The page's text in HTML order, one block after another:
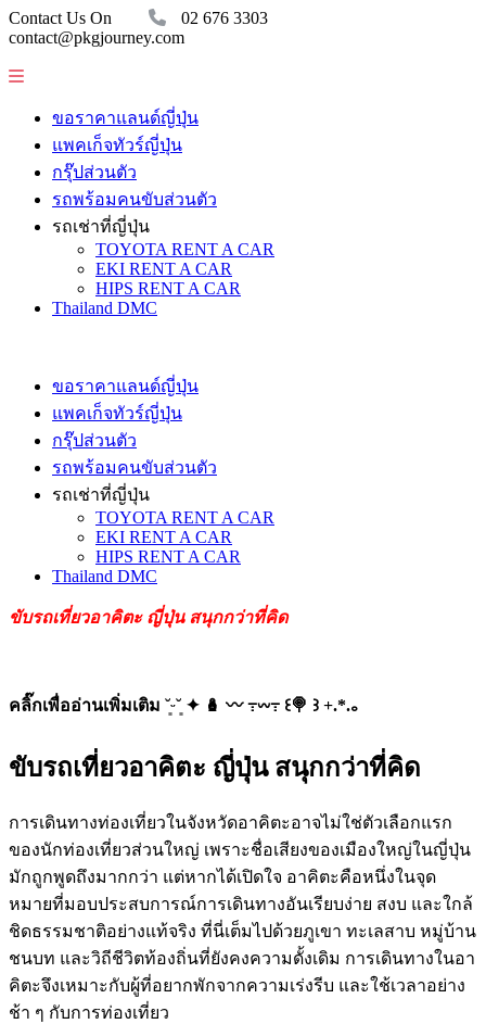
Contact Us On
02 676 3303
contact@pkgjourney.com
ขอราคาแลนด์ญี่ปุ่น
แพคเก็จทัวร์ญี่ปุ่น
กรุ๊ปส่วนตัว
รถพร้อมคนขับส่วนตัว
รถเช่าที่ญี่ปุ่น
TOYOTA RENT A CAR
EKI RENT A CAR
HIPS RENT A CAR
Thailand DMC
ขอราคาแลนด์ญี่ปุ่น
แพคเก็จทัวร์ญี่ปุ่น
กรุ๊ปส่วนตัว
รถพร้อมคนขับส่วนตัว
รถเช่าที่ญี่ปุ่น
TOYOTA RENT A CAR
EKI RENT A CAR
HIPS RENT A CAR
Thailand DMC
ขับรถเที่ยวอาคิตะ ญี่ปุ่น สนุกกว่าที่คิด
คลิ๊กเพื่ออ่านเพิ่มเติม ˘͈ᵕ˘͈ ✦ 🪆 〰️ ߹𖥦߹ ꒰🍭 ꒱ +.*.｡
ขับรถเที่ยวอาคิตะ ญี่ปุ่น สนุกกว่าที่คิด
การเดินทางท่องเที่ยวในจังหวัดอาคิตะอาจไม่ใช่ตัวเลือกแรก
ของนักท่องเที่ยวส่วนใหญ่ เพราะชื่อเสียงของเมืองใหญ่ในญี่ปุ่น
มักถูกพูดถึงมากกว่า แต่หากได้เปิดใจ อาคิตะคือหนึ่งในจุด
หมายที่มอบประสบการณ์การเดินทางอันเรียบง่าย สงบ และใกล้
ชิดธรรมชาติอย่างแท้จริง ที่นี่เต็มไปด้วยภูเขา ทะเลสาบ หมู่บ้าน
ชนบท และวิถีชีวิตท้องถิ่นที่ยังคงความดั้งเดิม การเดินทางในอา
คิตะจึงเหมาะกับผู้ที่อยากพักจากความเร่งรีบ และใช้เวลาอย่าง
ช้า ๆ กับการท่องเที่ยว